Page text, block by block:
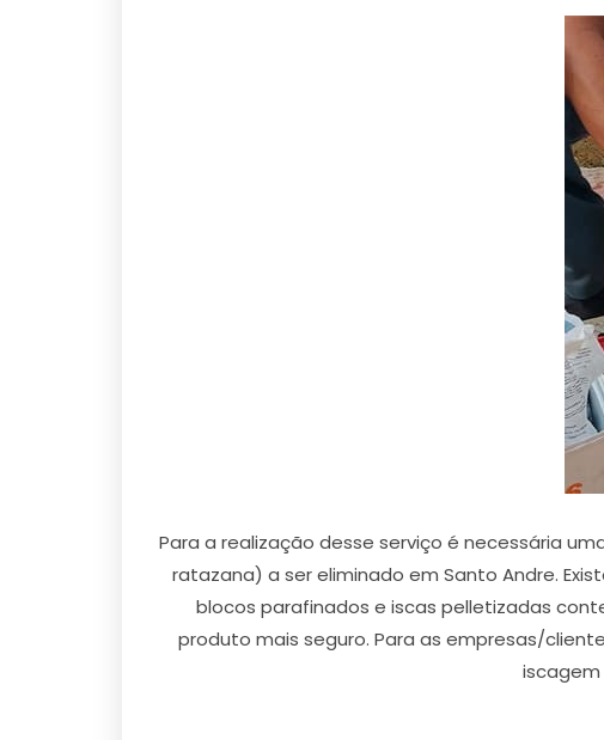
Para a realização desse serviço é necessária
ratazana) a ser eliminado em Santo Andre.
blocos parafinados e iscas pelletizadas
produto mais seguro. Para as empresas/